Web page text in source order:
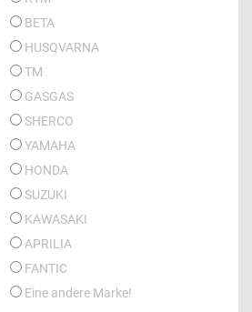
BETA
HUSQVARNA
TM
GASGAS
SHERCO
YAMAHA
HONDA
SUZUKI
KAWASAKI
APRILIA
FANTIC
Eine andere Marke!